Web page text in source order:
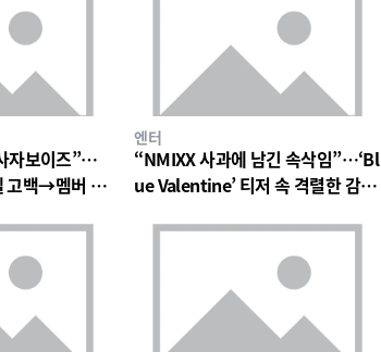
자보이즈”…
고백→멤버 폭
엔터
“NMIXX 사과에 남긴 속삭임”…‘Bl
ue Valentine’ 티저 속 격렬한 감정